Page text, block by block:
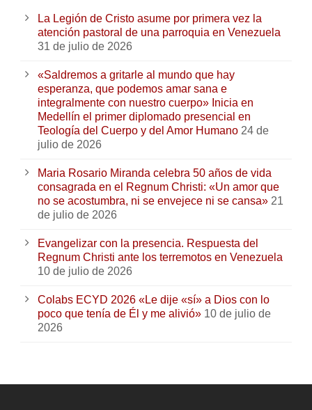
La Legión de Cristo asume por primera vez la
atención pastoral de una parroquia en Venezuela
31 de julio de 2026
«Saldremos a gritarle al mundo que hay
esperanza, que podemos amar sana e
integralmente con nuestro cuerpo» Inicia en
Medellín el primer diplomado presencial en
Teología del Cuerpo y del Amor Humano 24 de
julio de 2026
Maria Rosario Miranda celebra 50 años de vida
consagrada en el Regnum Christi: «Un amor que
no se acostumbra, ni se envejece ni se cansa» 21
de julio de 2026
Evangelizar con la presencia. Respuesta del
Regnum Christi ante los terremotos en Venezuela
10 de julio de 2026
Colabs ECYD 2026 «Le dije «sí» a Dios con lo
poco que tenía de Él y me alivió» 10 de julio de
2026